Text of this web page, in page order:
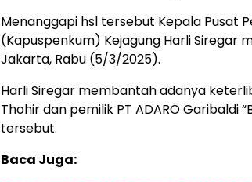
Menanggapi hsl tersebut Kepala Pusat
(Kapuspenkum) Kejagung Harli Siregar
Jakarta, Rabu (5/3/2025).
Harli Siregar membantah adanya
Thohir dan pemilik PT ADARO Garibaldi
tersebut.
Baca Juga: